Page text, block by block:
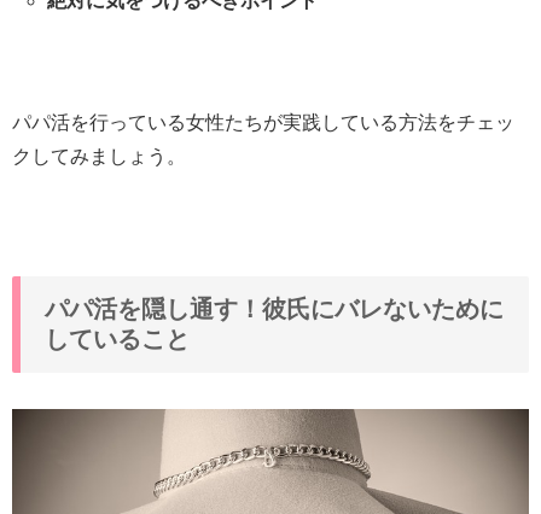
パパ活を行っている女性たちが実践している方法をチェッ
クしてみましょう。
パパ活を隠し通す！彼氏にバレないために
していること